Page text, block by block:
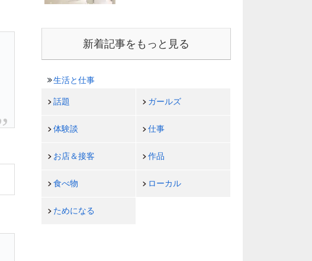
新着記事をもっと見る
生活と仕事
話題 ガールズ
体験談 仕事
お店＆接客 作品
食べ物 ローカル
ためになる